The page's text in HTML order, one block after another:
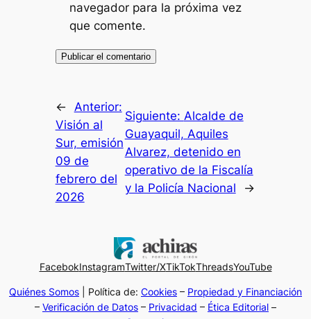
navegador para la próxima vez
que comente.
← Anterior:
Visión al
Sur, emisión
09 de
febrero del
2026
Siguiente: Alcalde de
Guayaquil, Aquiles
Alvarez, detenido en
operativo de la Fiscalía
y la Policía Nacional
→
FacebokInstagramTwitter/XTikTokThreadsYouTube
Quiénes Somos | Política de: Cookies – Propiedad y Financiación
– Verificación de Datos – Privacidad – Ética Editorial –